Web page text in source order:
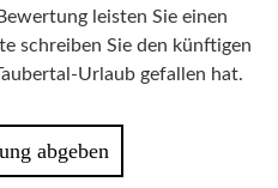
leisten Sie einen
schreiben Sie den künftigen
Urlaub gefallen hat.
abgeben